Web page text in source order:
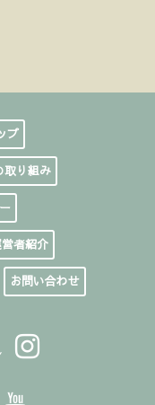
プ
取り組み
者紹介
お問い合わせ